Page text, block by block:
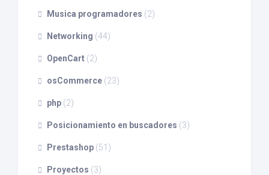
Musica programadores (2)
Networking (44)
OpenCart (2)
osCommerce (23)
php (2)
Posicionamiento en buscadores (3)
Prestashop (51)
Proyectos (3)